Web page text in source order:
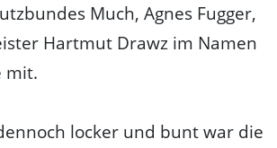
Much, Agnes Fugger,
Hartmut Drawz im Namen
mit.
locker und bunt war die